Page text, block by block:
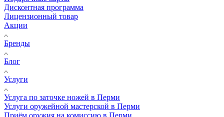
Дисконтная программа
Лицензионный товар
Акции
Бренды
Блог
Услуги
Услуга по заточке ножей в Перми
Услуги оружейной мастерской в Перми
Приём оружия на комиссию в Перми